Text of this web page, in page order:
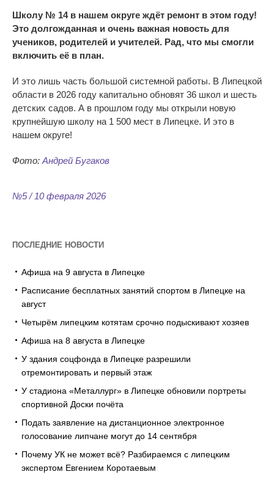
Школу № 14 в нашем округе ждёт ремонт в этом году!
Это долгожданная и очень важная новость для
учеников, родителей и учителей. Рад, что мы смогли
включить её в план.
И это лишь часть большой системной работы. В Липецкой
области в 2026 году капитально обновят 36 школ и шесть
детских садов. А в прошлом году мы открыли новую
крупнейшую школу на 1 500 мест в Липецке. И это в
нашем округе!
Фото: Андрей Бугаков
№5 / 10 февраля 2026
ПОСЛЕДНИЕ НОВОСТИ
Афиша на 9 августа в Липецке
Расписание бесплатных занятий спортом в Липецке на
август
Четырём липецким котятам срочно подыскивают хозяев
Афиша на 8 августа в Липецке
У здания соцфонда в Липецке разрешили
отремонтировать и первый этаж
У стадиона «Металлург» в Липецке обновили портреты
спортивной Доски почёта
Подать заявление на дистанционное электронное
голосование липчане могут до 14 сентября
Почему УК не может всё? Разбираемся с липецким
экспертом Евгением Коротаевым